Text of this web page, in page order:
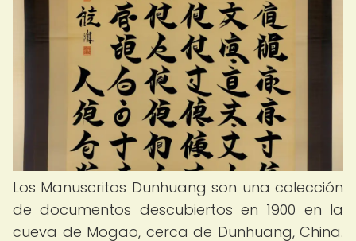
Los Manuscritos Dunhuang son una colección
de documentos descubiertos en 1900 en la
cueva de Mogao, cerca de Dunhuang, China.